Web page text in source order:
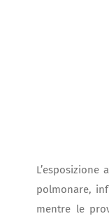
polmonare,
mentre le